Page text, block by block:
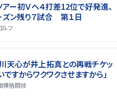
ー初Ｖへ４打差12位で好発進、
ン残り７試合 第１日
ルフ
天心が井上拓真との再戦チケッ
すからワクワクさせますから」
撲格闘技